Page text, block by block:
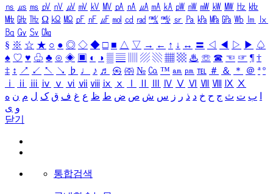
㎱ ㎲ ㎳ ㎴ ㎵ ㎶ ㎷ ㎸ ㎹ ㎀ ㎁ ㎂ ㎃ ㎄ ㎺ ㎻ ㎽ ㎾ ㎿ ㎐ ㎑
㎒ ㎓ ㎔ Ω ㏀ ㏁ ㎊ ㎋ ㎌ ㏖ ㏅ ㎭ ㎮ ㎯ ㏛ ㎩ ㎪ ㎫ ㎬ ㏝ ㏐
㏓
㏃ ㏉ ㏜ ㏆
§ ※ ☆ ★ ○ ● ◎ ◇ ◆ □ ■ △ ▽ → ← ↑ ↓ ↔ 〓 ◁ ◀ ▷ ▶ ♤
♠ ♡ ♥ ♧ ♣ ⊙ ◈ ▣ ◐ ◑ ▒ ▤ ▨ ▧ ▦ ▩ ♨ ☏ ☎ ☜ ☞ ¶ †
‡ ↕ ↗ ↙ ↖ ↘ ♭ ♩ ♪ ♬ ㉿ ㈜ № ㏇ ™ ㏂ ㏘ ℡ ＃ ＆ ＊ ＠ ª º
ⅰ
ⅱ ⅲ ⅳ ⅴ ⅵ ⅶ ⅷ ⅸ ⅹ Ⅳ Ⅴ Ⅵ Ⅶ Ⅷ Ⅸ Ⅹ
ب ت ث ج ح خ د ذ ر ز س ش ص ض ط ظ ع غ ف ق ک ل م ن ه
و ی
닫기
통합검색